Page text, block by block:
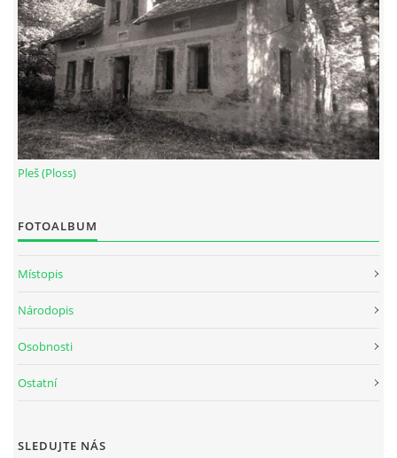
Pleš (Ploss)
FOTOALBUM
Místopis
Národopis
Osobnosti
Ostatní
SLEDUJTE NÁS